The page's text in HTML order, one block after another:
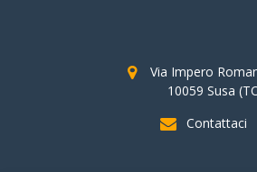
Via Impero
10059 Susa
Contattaci